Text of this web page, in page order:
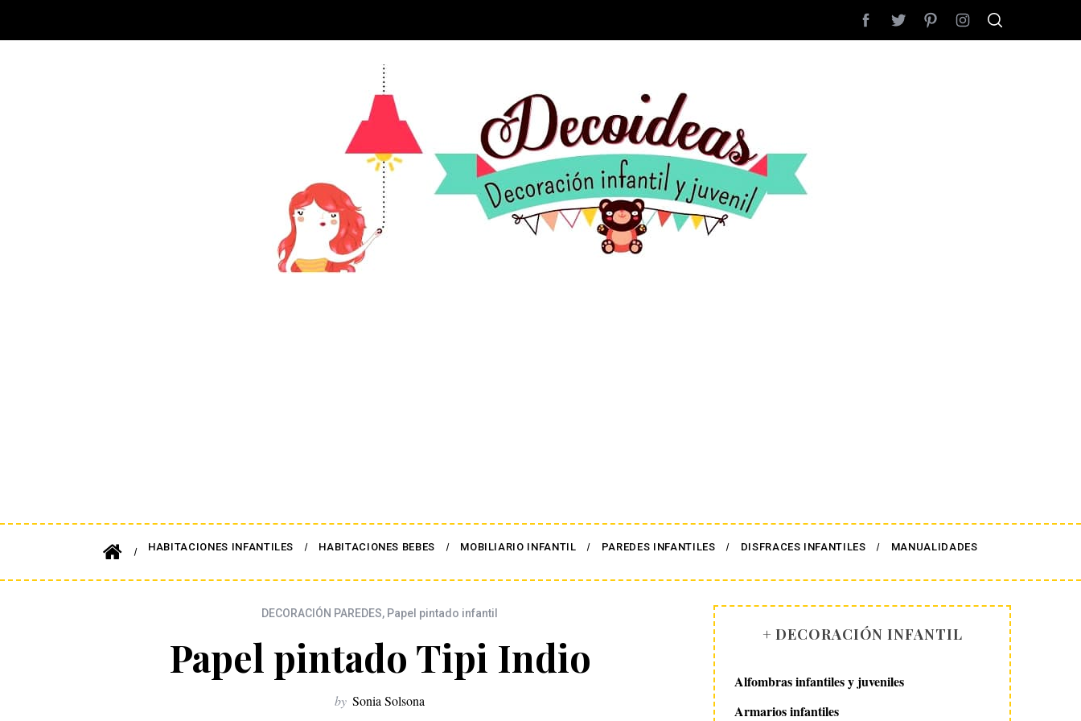
HABITACIONES INFANTILES HABITACIONES BEBES MOBILIARIO INFANTIL PAREDES INFANTILES DISFRACES INFANTILES MANUALIDADES
DECORACIÓN PAREDES, Papel pintado infantil
Papel pintado Tipi Indio
by Sonia Solsona
+ DECORACIÓN INFANTIL
Alfombras infantiles y juveniles
Armarios infantiles